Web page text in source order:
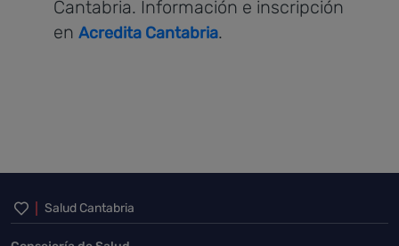
Cantabria. Información e inscripción
en Acredita Cantabria.
Inicio del pie de página
Salud Cantabria